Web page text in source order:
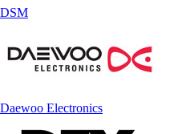
DSM
Daewoo Electronics